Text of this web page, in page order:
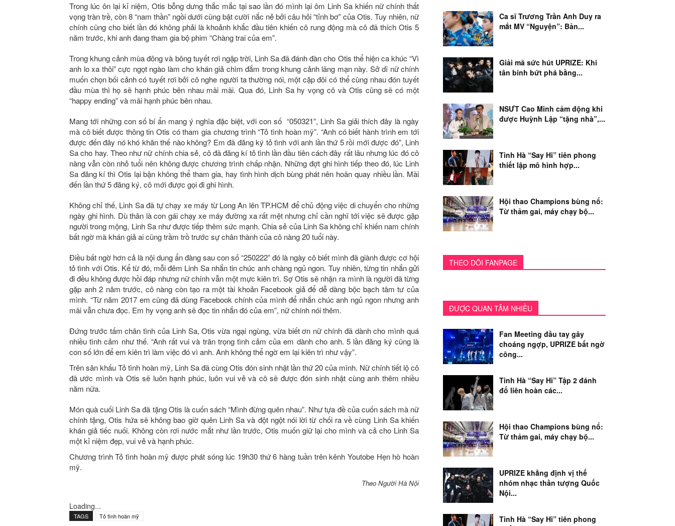
Trong lúc ôn lại kỉ niệm, Otis bỗng dưng thắc mắc tại sao lần đó mình lại ôm Linh Sa khiến nữ chính thất
vọng tràn trề, còn 8 “nam thần” ngồi dưới cũng bật cười nắc nẻ bởi câu hỏi “tỉnh bơ” của Otis. Tuy nhiên, nữ
chính cũng cho biết lần đó không phải là khoảnh khắc đầu tiên khiến cô rung động mà cô đã thích Otis 5
năm trước, khi anh đang tham gia bộ phim “Chàng trai của em”.
Trong khung cảnh mùa đông và bông tuyết rơi ngập trời, Linh Sa đã đánh đàn cho Otis thể hiện ca khúc “Vì
anh lo xa thôi” cực ngọt ngào làm cho khán giả chìm đắm trong khung cảnh lãng mạn này. Sở dĩ nữ chính
muốn chọn bối cảnh có tuyết rơi bởi cô nghe người ta thường nói, một cặp đôi có thể cùng nhau đón tuyết
đầu mùa thì họ sẽ hạnh phúc bên nhau mãi mãi. Qua đó, Linh Sa hy vọng cô và Otis cũng sẽ có một
“happy ending” và mãi hạnh phúc bên nhau.
Mang tới những con số bí ẩn mang ý nghĩa đặc biệt, với con số “050321”, Linh Sa giải thích đây là ngày
mà cô biết được thông tin Otis có tham gia chương trình “Tỏ tình hoàn mỹ”. “Anh có biết hành trình em tới
được đến đây nó khó khăn thế nào không? Em đã đăng ký tỏ tình với anh lần thứ 5 rồi mới được đó”, Linh
Sa cho hay. Theo như nữ chính chia sẻ, cô đã đăng kí tỏ tình lần đầu tiên cách đây rất lâu nhưng lúc đó cô
nàng vẫn còn nhỏ tuổi nên không được chương trình chấp nhận. Những đợt ghi hình tiếp theo đó, lúc Linh
Sa đăng kí thì Otis lại bận không thể tham gia, hay tình hình dịch bùng phát nên hoãn quay nhiều lần. Mãi
đến lần thứ 5 đăng ký, cô mới được gọi đi ghi hình.
Không chỉ thế, Linh Sa đã tự chạy xe máy từ Long An lên TP.HCM để chủ động việc di chuyển cho những
ngày ghi hình. Dù thân là con gái chạy xe máy đường xa rất mệt nhưng chỉ cần nghĩ tới việc sẽ được gặp
người trong mộng, Linh Sa như được tiếp thêm sức mạnh. Chia sẻ của Linh Sa không chỉ khiến nam chính
bất ngờ mà khán giả ai cũng trầm trồ trước sự chân thành của cô nàng 20 tuổi này.
Điều bất ngờ hơn cả là nội dung ẩn đàng sau con số “250222” đó là ngày cô biết mình đã giành được cơ hội
tỏ tình với Otis. Kể từ đó, mỗi đêm Linh Sa nhắn tin chúc anh chàng ngủ ngon. Tuy nhiên, từng tin nhắn gửi
đi đều không được hồi đáp nhưng nữ chính vẫn một mực kiên trì. Sợ Otis sẽ nhận ra mình là người đã từng
gặp anh 2 năm trước, cô nàng còn tạo ra một tài khoản Facebook giả để dễ dàng bộc bạch tâm tư của
mình. “Từ năm 2017 em cũng đã dùng Facebook chính của mình để nhắn chúc anh ngủ ngon nhưng anh
mãi vẫn chưa đọc. Em hy vọng anh sẽ đọc tin nhắn đó của em”, nữ chính nói thêm.
Đứng trước tấm chân tình của Linh Sa, Otis vừa ngại ngùng, vừa biết ơn nữ chính đã dành cho mình quá
nhiều tình cảm như thế. “Anh rất vui và trân trọng tình cảm của em dành cho anh. 5 lần đăng ký cũng là
con số lớn để em kiên trì làm việc đó vì anh. Anh không thể ngờ em lại kiên trì như vậy”.
Trên sân khấu Tỏ tình hoàn mỹ, Linh Sa đã cùng Otis đón sinh nhật lần thứ 20 của mình. Nữ chính tiết lộ cô
đã ước mình và Otis sẽ luôn hạnh phúc, luôn vui vẻ và cô sẽ được đón sinh nhật cùng anh thêm nhiều
năm nữa.
Món quà cuối Linh Sa đã tặng Otis là cuốn sách “Mình đừng quên nhau”. Như tựa đề của cuốn sách mà nữ
chính tặng, Otis hứa sẽ không bao giờ quên Linh Sa và đột ngột nói lời từ chối ra về cùng Linh Sa khiến
khán giả tiếc nuối. Không còn rơi nước mắt như lần trước, Otis muốn giữ lại cho mình và cả cho Linh Sa
một kỉ niệm đẹp, vui vẻ và hạnh phúc.
Chương trình Tỏ tình hoàn mỹ được phát sóng lúc 19h30 thứ 6 hàng tuần trên kênh Youtobe Hẹn hò hoàn
mỹ.
Theo Người Hà Nội
Loading...
TAGS Tỏ tình hoàn mỹ
Ca sĩ Trương Trần Anh Duy ra
mắt MV “Nguyện”: Bản...
Giải mã sức hút UPRIZE: Khi
tân binh bứt phá bằng...
NSƯT Cao Minh cảm động khi
được Huỳnh Lập “tặng nhà”,...
Tinh Hà “Say Hi” tiên phong
thiết lập mô hình hợp...
Hội thao Champions bùng nổ:
Từ thảm gai, máy chạy bộ...
THEO DÕI FANPAGE
ĐƯỢC QUAN TÂM NHIỀU
Fan Meeting đầu tay gây
choáng ngợp, UPRIZE bất ngờ
công...
Tinh Hà “Say Hi” Tập 2 đánh
đố liên hoàn các...
Hội thao Champions bùng nổ:
Từ thảm gai, máy chạy bộ...
UPRIZE khẳng định vị thế
nhóm nhạc thần tượng Quốc
Nội...
Tinh Hà “Say Hi” tiên phong